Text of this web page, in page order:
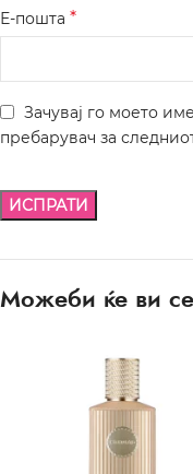
Е-пошта *
Зачувај го моето
пребарувач за
Можеби ќе ви